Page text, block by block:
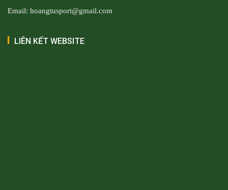
Email: hoangtusport@gmail.com
LIÊN KẾT WEBSITE